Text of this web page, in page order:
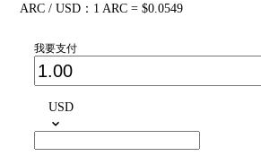
ARC / USD：1 ARC = $0.0549
我要支付
USD